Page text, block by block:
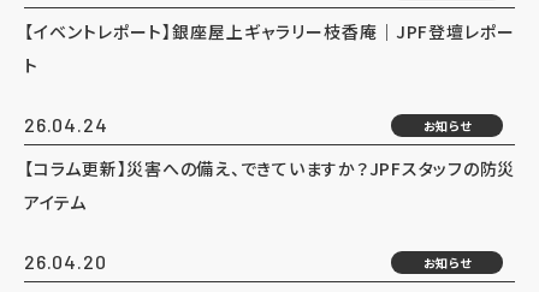
【イベントレポート】銀座屋上ギャラリー枝香庵｜JPF登壇レポー
ト
26.04.24 お知らせ
【コラム更新】災害への備え、できていますか？JPFスタッフの防災
アイテム
26.04.20 お知らせ